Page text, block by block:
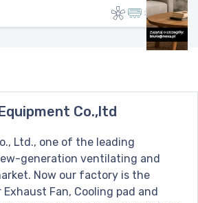
Co.,ltd
Ltd., one of the leading
generation ventilating and
Now our factory is the
Fan, Cooling pad and